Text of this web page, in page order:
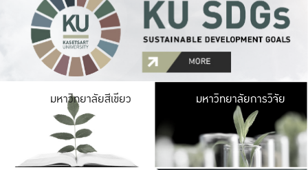
มหาวิทยาลัยสีเขียว มหาวิ
มีพื้นที่เขียวสดใส
เป็นป่าในเมือง เกษต
มหาวิทยาลัยการวิจัย